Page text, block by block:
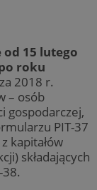
15 lutego
roku
2018 r.
– osób
gospodarczej,
PIT-37
kapitałów
składających